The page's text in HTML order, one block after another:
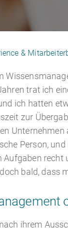
&
trat ich
ich hatten
zur
Person,
Aufgaben
bald, dass
ihrem